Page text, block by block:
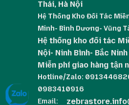
Thái, Hà Nội
Hệ Thống Kho Đối Tác
Minh- Bình Dương- Vũng
Hệ thống kho đối tác
Nội- Ninh Bình- Bắc Ninh
Miễn phí giao hàng tận
Hotline/Zalo:
0983410916
Email: